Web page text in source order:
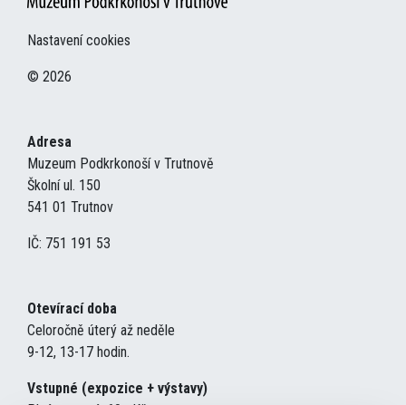
Nastavení cookies
© 2026
Adresa
Muzeum Podkrkonoší v Trutnově
Školní ul. 150
541 01 Trutnov
IČ: 751 191 53
Otevírací doba
Celoročně úterý až neděle
9-12, 13-17 hodin.
Vstupné (expozice + výstavy)